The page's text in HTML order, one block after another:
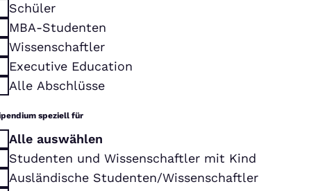
Schüler
MBA-Studenten
Wissenschaftler
Executive Education
Alle Abschlüsse
speziell für
Alle auswählen
Studenten und Wissenschaftler mit Kind
Ausländische Studenten/Wissenschaftler